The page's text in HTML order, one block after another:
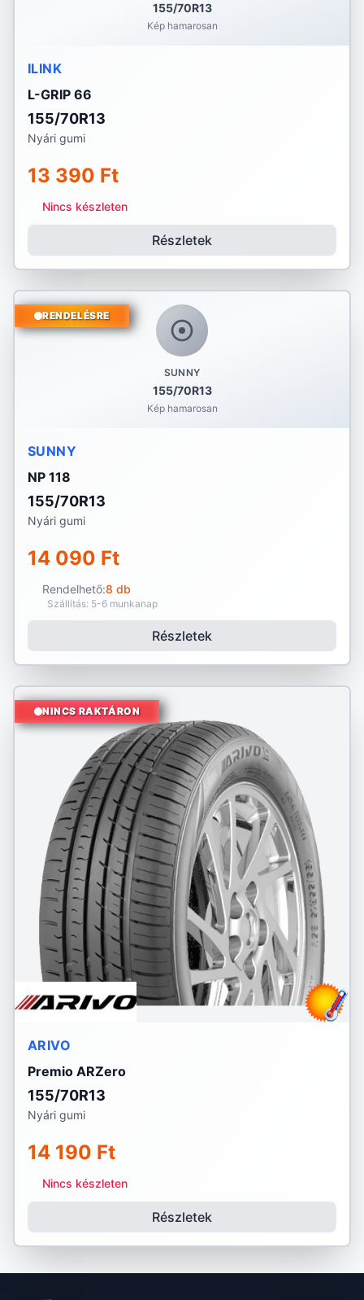
155/70R13
Kép hamarosan
ILINK
L-GRIP 66
155/70R13
Nyári gumi
13 390 Ft
Nincs készleten
Részletek
SUNNY
155/70R13
Kép hamarosan
RENDELÉSRE
SUNNY
NP 118
155/70R13
Nyári gumi
14 090 Ft
Rendelhető:8 db
Szállítás: 5-6 munkanap
Részletek
NINCS RAKTÁRON
ARIVO
Premio ARZero
155/70R13
Nyári gumi
14 190 Ft
Nincs készleten
Részletek